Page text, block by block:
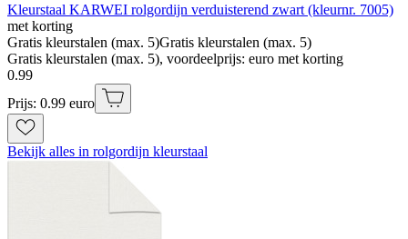
Kleurstaal KARWEI rolgordijn verduisterend zwart (kleurnr. 7005)
met korting
Gratis kleurstalen (max. 5)Gratis kleurstalen (max. 5)
Gratis kleurstalen (max. 5), voordeelprijs: euro met korting
0.99
Prijs: 0.99 euro
Bekijk alles in rolgordijn kleurstaal